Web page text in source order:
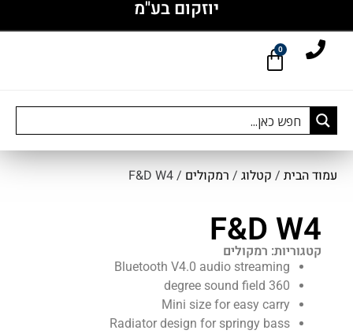
יוזקום בע"מ
0
עמוד הבית / קטלוג / רמקולים / F&D W4
F&D W4
קטגוריות: רמקולים
Bluetooth V4.0 audio streaming
360 degree sound field
Mini size for easy carry
Radiator design for springy bass